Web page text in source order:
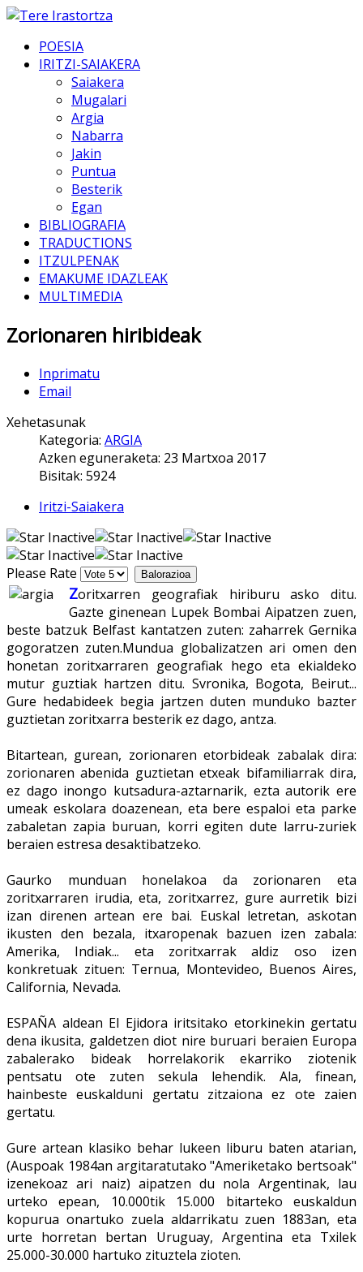
POESIA
IRITZI-SAIAKERA
Saiakera
Mugalari
Argia
Nabarra
Jakin
Puntua
Besterik
Egan
BIBLIOGRAFIA
TRADUCTIONS
ITZULPENAK
EMAKUME IDAZLEAK
MULTIMEDIA
Zorionaren hiribideak
Inprimatu
Email
Xehetasunak
Kategoria: ARGIA
Azken eguneraketa: 23 Martxoa 2017
Bisitak: 5924
Iritzi-Saiakera
Please Rate
Zoritxarren geografiak hiriburu asko ditu.
Gazte ginenean Lupek Bombai Aipatzen zuen,
beste batzuk Belfast kantatzen zuten: zaharrek Gernika
gogoratzen zuten.Mundua globalizatzen ari omen den
honetan zoritxarraren geografiak hego eta ekialdeko
mutur guztiak hartzen ditu. Svronika, Bogota, Beirut...
Gure hedabideek begia jartzen duten munduko bazter
guztietan zoritxarra besterik ez dago, antza.
Bitartean, gurean, zorionaren etorbideak zabalak dira:
zorionaren abenida guztietan etxeak bifamiliarrak dira,
ez dago inongo kutsadura-aztarnarik, ezta autorik ere
umeak eskolara doazenean, eta bere espaloi eta parke
zabaletan zapia buruan, korri egiten dute larru-zuriek
beraien estresa desaktibatzeko.
Gaurko munduan honelakoa da zorionaren eta
zoritxarraren irudia, eta, zoritxarrez, gure aurretik bizi
izan direnen artean ere bai. Euskal letretan, askotan
ikusten den bezala, itxaropenak bazuen izen zabala:
Amerika, Indiak... eta zoritxarrak aldiz oso izen
konkretuak zituen: Ternua, Montevideo, Buenos Aires,
California, Nevada.
ESPAÑA aldean El Ejidora iritsitako etorkinekin gertatu
dena ikusita, galdetzen diot nire buruari beraien Europa
zabalerako bideak horrelakorik ekarriko ziotenik
pentsatu ote zuten sekula lehendik. Ala, finean,
hainbeste euskalduni gertatu zitzaiona ez ote zaien
gertatu.
Gure artean klasiko behar lukeen liburu baten atarian,
(Auspoak 1984an argitaratutako "Ameriketako bertsoak"
izenekoaz ari naiz) aipatzen du nola Argentinak, lau
urteko epean, 10.000tik 15.000 bitarteko euskaldun
kopurua onartuko zuela aldarrikatu zuen 1883an, eta
urte horretan bertan Uruguay, Argentina eta Txilek
25.000-30.000 hartuko zituztela zioten.